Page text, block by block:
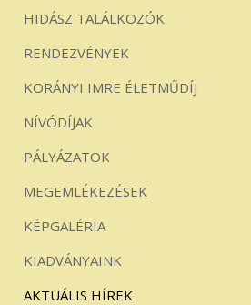
HIDÁSZ TALÁLKOZÓK
RENDEZVÉNYEK
KORÁNYI IMRE ÉLETMŰDÍJ
NÍVÓDÍJAK
PÁLYÁZATOK
MEGEMLÉKEZÉSEK
KÉPGALÉRIA
KIADVÁNYAINK
AKTUÁLIS HÍREK